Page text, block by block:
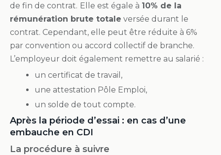
de fin de contrat. Elle est égale à 10% de la
rémunération brute totale versée durant le
contrat. Cependant, elle peut être réduite à 6%
par convention ou accord collectif de branche.
L’employeur doit également remettre au salarié :
un certificat de travail,
une attestation Pôle Emploi,
un solde de tout compte.
Après la période d’essai : en cas d’une
embauche en CDI
La procédure à suivre